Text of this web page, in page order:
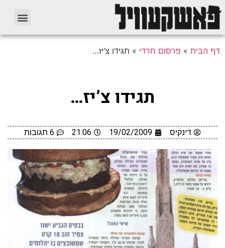
דף הבית » פרסום חרדי » תגידו צ’יז…
תגידו צ’יז…
דינקיס 19/02/2009
21:06 6 תגובות